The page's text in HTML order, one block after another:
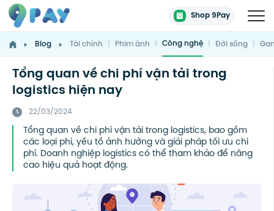
Shop 9Pay
Blog Tài chính | Phim ảnh | Công nghệ | Đời sống |
Tổng quan về chi phí vận tải trong
logistics hiện nay
22/03/2024
Tổng quan về chi phí vận tải trong logistics, bao gồm
các loại phí, yếu tố ảnh hưởng và giải pháp tối ưu chi
phí. Doanh nghiệp logistics có thể tham khảo để nâng
cao hiệu quả hoạt động.